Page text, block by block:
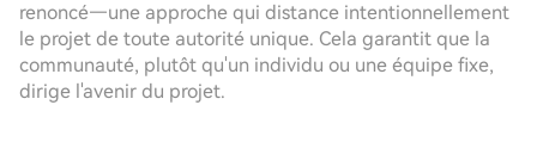
renoncé—une approche qui distance intentionnellement
le projet de toute autorité unique. Cela garantit que la
communauté, plutôt qu'un individu ou une équipe fixe,
dirige l'avenir du projet.